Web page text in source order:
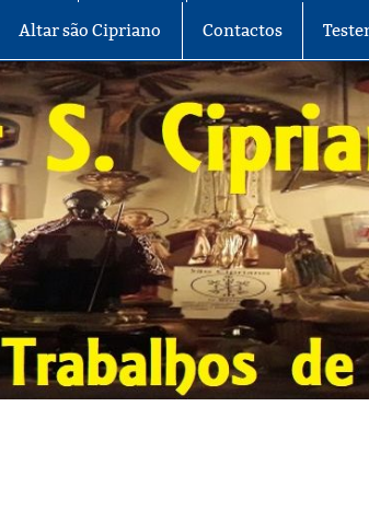
Altar são Cipriano Contactos